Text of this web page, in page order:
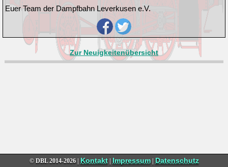
Euer Team der Dampfbahn Leverkusen e.V.
Zur Neuigkeitenübersicht
© DBL2014-2026 | Kontakt| Impressum| Datenschutz